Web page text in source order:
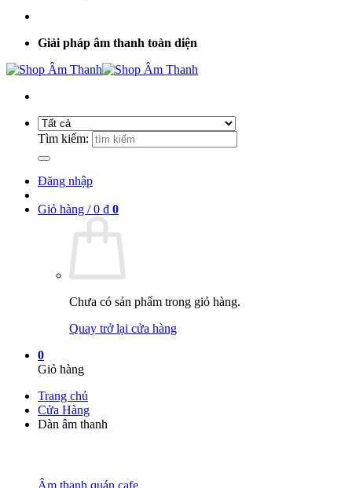
Giải pháp âm thanh toàn diện
Tìm kiếm:
Đăng nhập
Giỏ hàng /0 ₫ 0
Chưa có sản phẩm trong giỏ hàng.
Quay trở lại cửa hàng
0
Giỏ hàng
Trang chủ
Cửa Hàng
Dàn âm thanh
Âm thanh quán cafe